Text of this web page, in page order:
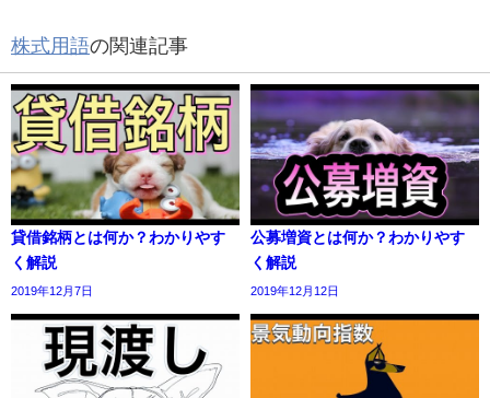
株式用語の関連記事
貸借銘柄とは何か？わかりやす
く解説
2019年12月7日
公募増資とは何か？わかりやす
く解説
2019年12月12日